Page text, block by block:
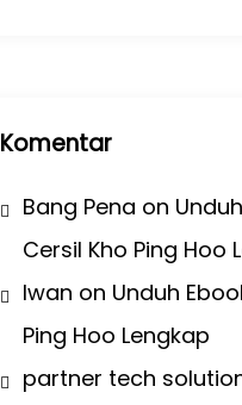
Komentar
Bang Pena on
Cersil Kho Ping Hoo
Iwan on Unduh
Ping Hoo Lengkap
partner tech